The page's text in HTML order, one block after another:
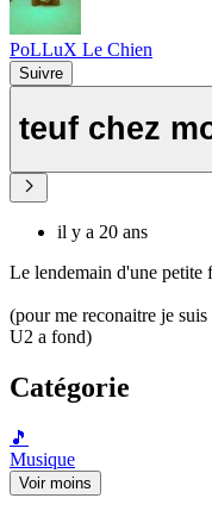
PoLLuX Le Chien
Suivre
teuf chez
il y a 20 ans
Le lendemain d'une petite
(pour me reconaitre je
U2 a fond)
Catégorie
🎵
Musique
Voir moins